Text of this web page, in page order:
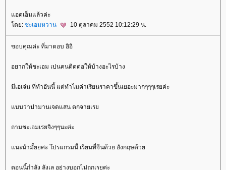
อดเอ็มแล้วค่ะ
ดย: ชะเอมหวาน 10 ตุลาคม 2552 10:12:29 น.
ขอบคุณค่ะ ที่มาตอบ อิอิ
อยากให้ชะเอม เปนคนติดต่อให้บ้างอะไรบ้าง
มีเอเจ่น ที่ทำอันนี้ แต่ทำไมค่าเรียนราคาขึ้นเยอะมากๆๆๆเรยค่ะ
บบว่าปามานเจดแสน ตกจายเร
ถามชะเอมเรยจิงๆๆนะค่ะ
นะนำมั้ยยค่ะ โปรแกรมนี้ เรียนที่จีนด้วย อังกฤษด้ว
ตอนนี้กำลัง ลังเล อย่างบอกไม่ถูกเรยค่ะ